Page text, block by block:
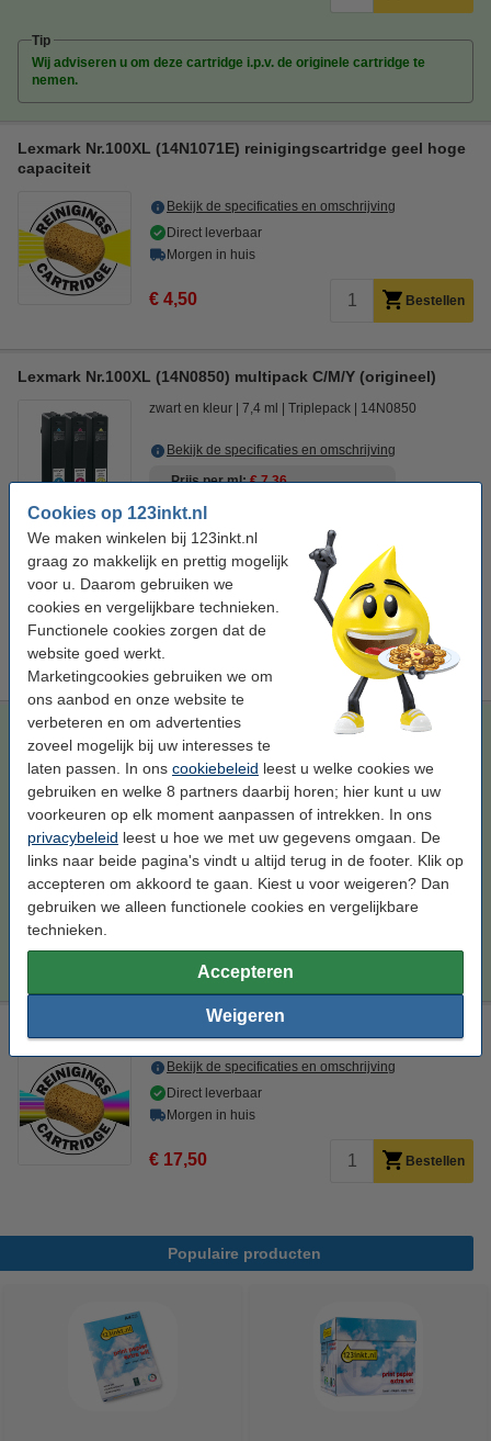
Cookies op 123inkt.nl
We maken winkelen bij 123inkt.nl
graag zo makkelijk en prettig mogelijk
voor u. Daarom gebruiken we
cookies en vergelijkbare technieken.
Functionele cookies zorgen dat de
website goed werkt.
Marketingcookies gebruiken we om
ons aanbod en onze website te
verbeteren en om advertenties
zoveel mogelijk bij uw interesses te
laten passen. In ons cookiebeleid leest u welke cookies we
gebruiken en welke 8 partners daarbij horen; hier kunt u uw
voorkeuren op elk moment aanpassen of intrekken. In ons
privacybeleid leest u hoe we met uw gegevens omgaan. De
links naar beide pagina's vindt u altijd terug in de footer. Klik op
accepteren om akkoord te gaan. Kiest u voor weigeren? Dan
gebruiken we alleen functionele cookies en vergelijkbare
technieken.
Accepteren
Weigeren
Tip
Wij adviseren u om deze cartridge i.p.v. de originele cartridge te
nemen.
Lexmark Nr.100XL (14N1071E) reinigingscartridge geel hoge
capaciteit
Bekijk de specificaties en omschrijving
Direct leverbaar
Morgen in huis
€ 4,50 Bestellen
Lexmark Nr.100XL (14N0850) multipack C/M/Y (origineel)
zwart en kleur 7,4 ml Triplepack 14N0850
Bekijk de specificaties en omschrijving
Prijs per ml € 7,36
Bekijk alternatieven
Niet meer in productie, dus niet meer leverbaar.
Lexmark Nr.100XL (14N0850) multipack C/M/Y (123inkt
€ 26,50
Lexmark Nr.100XL (14N0850) multipack C/M/Y (123inkt
huismerk)
kleur 28,8 ml Triplepack
Bekijk de specificaties en omschrijving
Direct leverbaar
Morgen in huis
Prijs per ml € 0,92
€ 26,50 Bestellen
Lexmark aanbieding: Reinigingsset voor Nr.100XL serie
Bekijk de specificaties en omschrijving
Direct leverbaar
Morgen in huis
€ 17,50 Bestellen
Populaire producten